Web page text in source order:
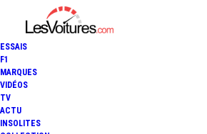
ESSAIS
F1
MARQUES
VIDÉOS
TV
ACTU
INSOLITES